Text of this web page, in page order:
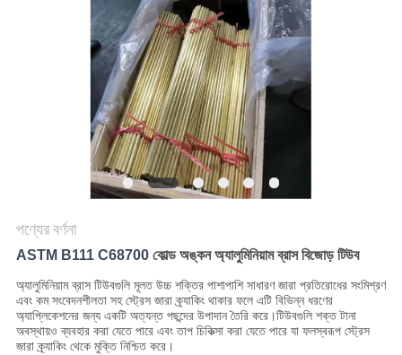
পণ্যের বর্ণনা
ASTM B111 C68700 কোল্ড অঙ্কন অ্যালুমিনিয়াম ব্রাস বিজোড় টিউব
অ্যালুমিনিয়াম ব্রাস টিউবগুলি মূলত উচ্চ শক্তির পাশাপাশি সাধারণ জারা প্রতিরোধের সংমিশ্রণ
এবং কম সংবেদনশীলতা সহ স্ট্রেস জারা ক্র্যাকিং থাকার ফলে এটি বিভিন্ন ধরণের
অ্যাপ্লিকেশনের জন্য একটি অত্যন্ত পছন্দের উপাদান তৈরি করে।টিউবগুলি শক্ত টানা
অবস্থায়ও ব্যবহার করা যেতে পারে এবং তাপ চিকিত্সা করা যেতে পারে যা ফলস্বরূপ স্ট্রেস
জারা ক্র্যাকিং থেকে মুক্তি নিশ্চিত করে।